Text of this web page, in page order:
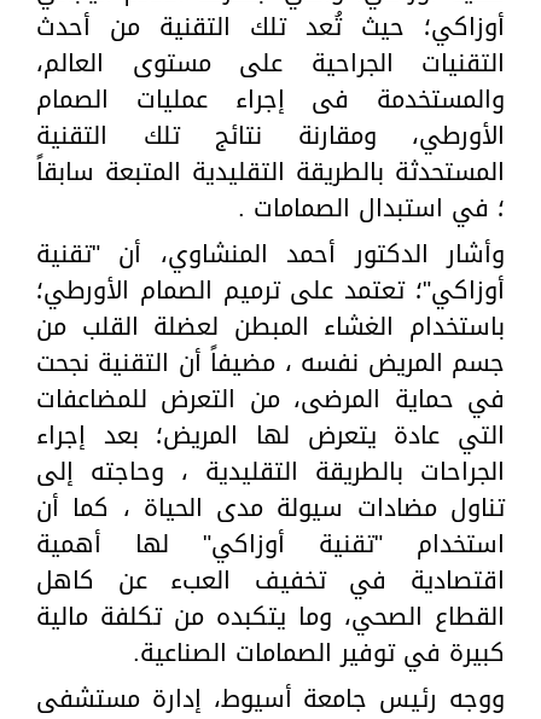
أوزاكي؛ حيث تُعد تلك التقنية من أحدث
التقنيات الجراحية على مستوى العالم،
والمستخدمة فى إجراء عمليات الصمام
الأورطي، ومقارنة نتائج تلك التقنية
المستحدثة بالطريقة التقليدية المتبعة سابقاً
؛ في استبدال الصمامات .
وأشار الدكتور أحمد المنشاوي، أن "تقنية
أوزاكي"؛ تعتمد على ترميم الصمام الأورطي؛
باستخدام الغشاء المبطن لعضلة القلب من
جسم المريض نفسه ، مضيفاً أن التقنية نجحت
في حماية المرضى، من التعرض للمضاعفات
التي عادة يتعرض لها المريض؛ بعد إجراء
الجراحات بالطريقة التقليدية ، وحاجته إلى
تناول مضادات سيولة مدى الحياة ، كما أن
استخدام "تقنية أوزاكي" لها أهمية
اقتصادية في تخفيف العبء عن كاهل
القطاع الصحي، وما يتكبده من تكلفة مالية
كبيرة في توفير الصمامات الصناعية.
ووجه رئيس جامعة أسيوط، إدارة مستشفى